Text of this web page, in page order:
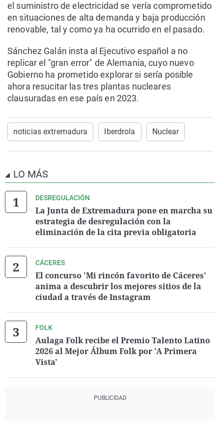
el suministro de electricidad se vería comprometido
en situaciones de alta demanda y baja producción
renovable, tal y como ya ha ocurrido en el pasado.
Sánchez Galán insta al Ejecutivo español a no
replicar el "gran error" de Alemania, cuyo nuevo
Gobierno ha prometido explorar si sería posible
ahora resucitar las tres plantas nucleares
clausuradas en ese país en 2023.
noticias extremadura Iberdrola Nuclear
LO MÁS
DESREGULACIÓN
La Junta de Extremadura pone en marcha su
estrategia de desregulación con la
eliminación de la cita previa obligatoria
CÁCERES
El concurso 'Mi rincón favorito de Cáceres'
anima a descubrir los mejores sitios de la
ciudad a través de Instagram
FOLK
Aulaga Folk recibe el Premio Talento Latino
2026 al Mejor Álbum Folk por 'A Primera
Vista'